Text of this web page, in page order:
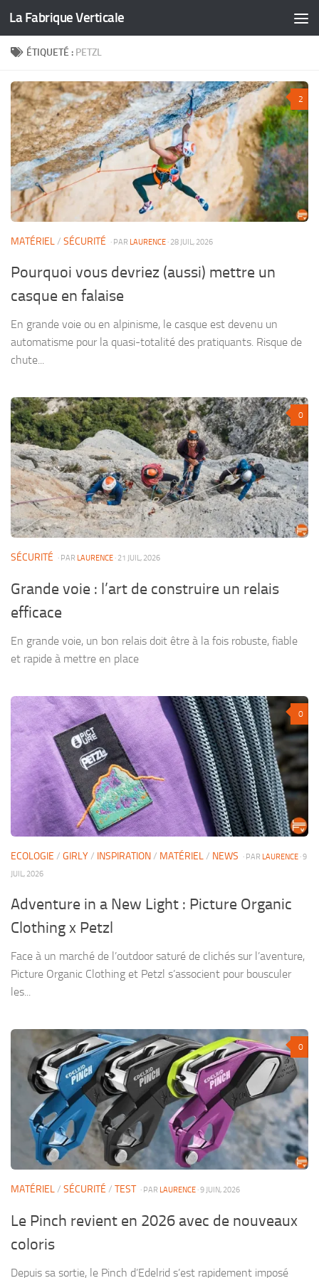
Skip to content
La Fabrique Verticale
ÉTIQUETÉ : PETZL
2
MATÉRIEL/ SÉCURITÉ · PAR LAURENCE · 28 JUIL, 2026
Pourquoi vous devriez (aussi) mettre un
casque en falaise
En grande voie ou en alpinisme, le casque est devenu un
automatisme pour la quasi-totalité des pratiquants. Risque de
chute...
0
SÉCURITÉ · PAR LAURENCE · 21 JUIL, 2026
Grande voie : l’art de construire un relais
efficace
En grande voie, un bon relais doit être à la fois robuste, fiable
et rapide à mettre en place
0
ECOLOGIE / GIRLY/ INSPIRATION/ MATÉRIEL/ NEWS · PAR LAURENCE · 9
JUIL, 2026
Adventure in a New Light : Picture Organic
Clothing x Petzl
Face à un marché de l’outdoor saturé de clichés sur l’aventure,
Picture Organic Clothing et Petzl s’associent pour bousculer
les...
0
MATÉRIEL/ SÉCURITÉ / TEST · PAR LAURENCE · 9 JUIN, 2026
Le Pinch revient en 2026 avec de nouveaux
coloris
Depuis sa sortie, le Pinch d’Edelrid s’est rapidement imposé